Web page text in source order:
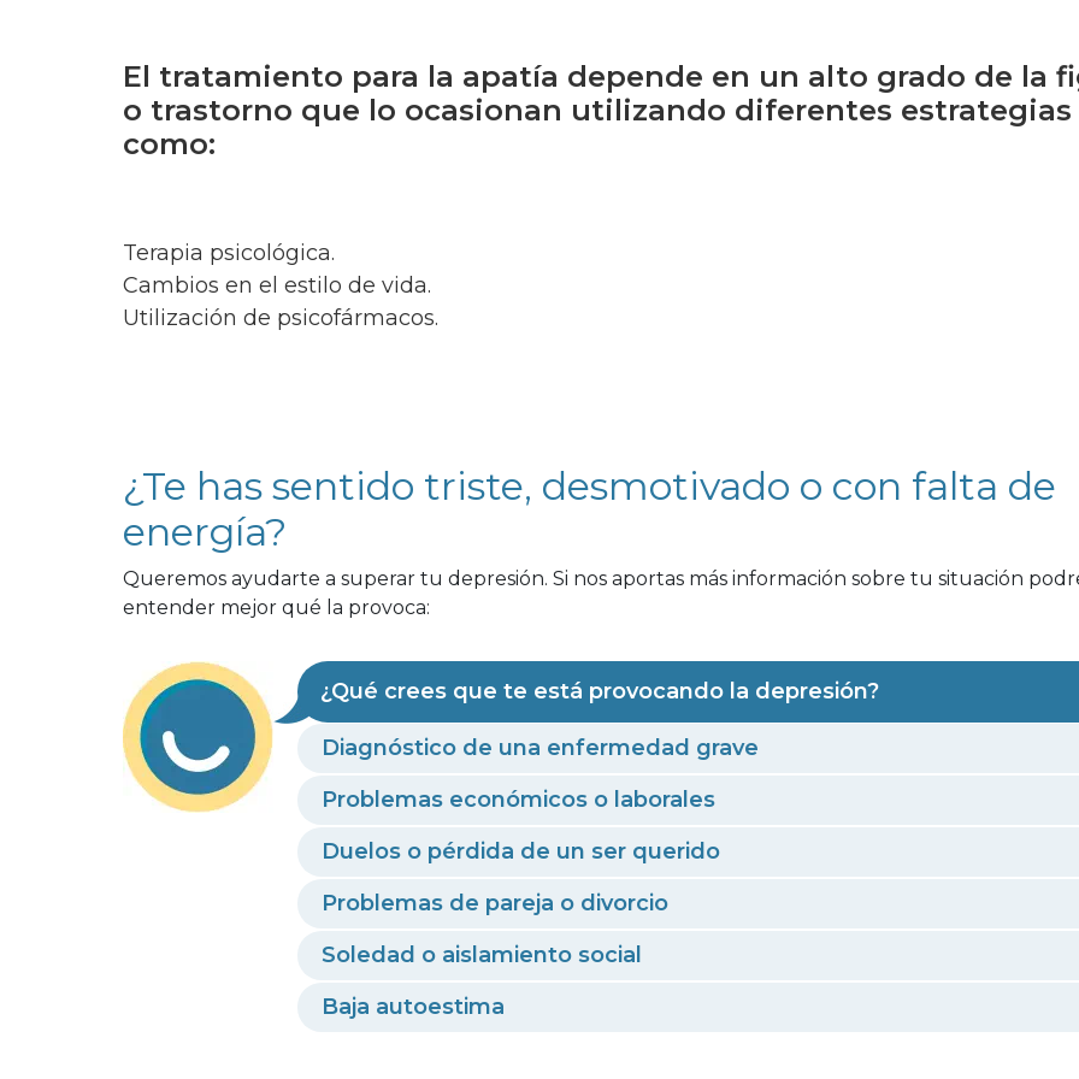
El tratamiento para la apatía depende en un alto grado de la
o trastorno que lo ocasionan utilizando diferentes estrategias
como:
Terapia psicológica.
Cambios en el estilo de vida.
Utilización de psicofármacos.
¿Te has sentido triste, desmotivado o con falta de
energía?
Queremos ayudarte a superar tu depresión. Si nos aportas más información sobre tu situación
entender mejor qué la provoca:
¿Qué crees que te está provocando la depresión?
Diagnóstico de una enfermedad grave
Problemas económicos o laborales
Duelos o pérdida de un ser querido
Problemas de pareja o divorcio
Soledad o aislamiento social
Baja autoestima